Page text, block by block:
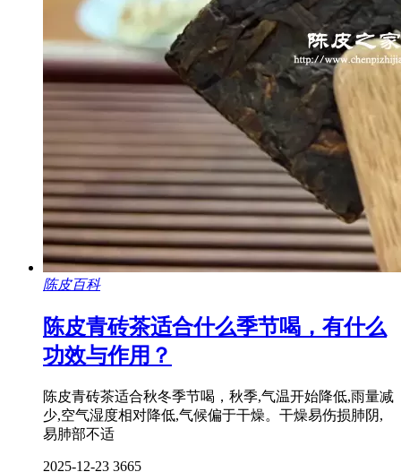
陈皮百科
陈皮青砖茶适合什么季节喝，有什么
功效与作用？
陈皮青砖茶适合秋冬季节喝，秋季,气温开始降低,雨量减
少,空气湿度相对降低,气候偏于干燥。干燥易伤损肺阴,
易肺部不适
2025-12-23 3665